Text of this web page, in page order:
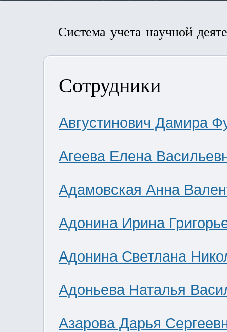
Система учета научной
Сотрудники
Августинович Дамира
Агеева Елена
Адамовская Анна
Адонина Ирина
Адонина Светлана
Адоньева Наталья
Азарова Дарья